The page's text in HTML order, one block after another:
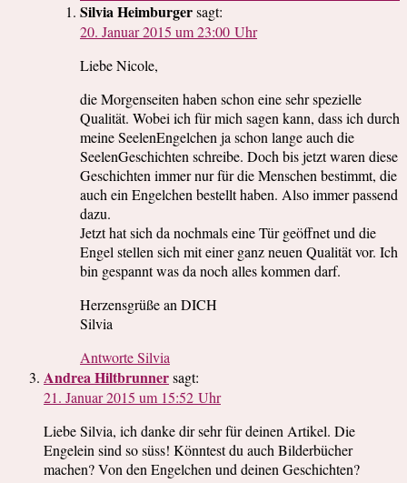
Silvia Heimburgersagt:
20. Januar 2015 um 23:00 Uhr
Liebe Nicole,
die Morgenseiten haben schon eine sehr spezielle
Qualität. Wobei ich für mich sagen kann, dass ich durch
meine SeelenEngelchen ja schon lange auch die
SeelenGeschichten schreibe. Doch bis jetzt waren diese
Geschichten immer nur für die Menschen bestimmt, die
auch ein Engelchen bestellt haben. Also immer passend
dazu.
Jetzt hat sich da nochmals eine Tür geöffnet und die
Engel stellen sich mit einer ganz neuen Qualität vor. Ich
bin gespannt was da noch alles kommen darf.
Herzensgrüße an DICH
Silvia
Antworte Silvia
Andrea Hiltbrunnersagt:
21. Januar 2015 um 15:52 Uhr
Liebe Silvia, ich danke dir sehr für deinen Artikel. Die
Engelein sind so süss! Könntest du auch Bilderbücher
machen? Von den Engelchen und deinen Geschichten?